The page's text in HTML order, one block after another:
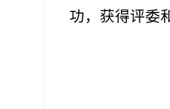
功，获得评委